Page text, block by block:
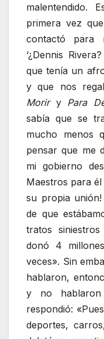
malentendido.
primera vez
contactó para
‘¿Dennis
que tenía un
y que nos
Moriry Para
sabía que se
mucho menos
pensar que me
mi gobierno
Maestros para
su propia
de que
tratos
donó 4
veces». Sin
hablaron,
y no hablaron
respondió:
deportes,